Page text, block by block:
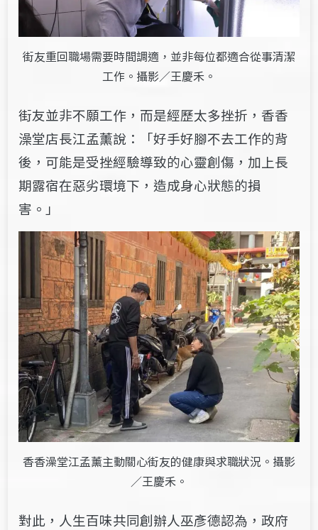
街友重回職場需要時間調適，並非每位都適合從事清潔
工作。攝影／王慶禾。
街友並非不願工作，而是經歷太多挫折，香香
澡堂店長江孟薰說：「好手好腳不去工作的背
後，可能是受挫經驗導致的心靈創傷，加上長
期露宿在惡劣環境下，造成身心狀態的損
害。」
香香澡堂江孟薰主動關心街友的健康與求職狀況。攝影
／王慶禾。
對此，人生百味共同創辦人巫彥德認為，政府